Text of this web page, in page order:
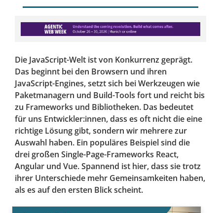
Die JavaScript-Welt ist von Konkurrenz geprägt.
Das beginnt bei den Browsern und ihren
JavaScript-Engines, setzt sich bei Werkzeugen wie
Paketmanagern und Build-Tools fort und reicht bis
zu Frameworks und Bibliotheken. Das bedeutet
für uns Entwickler:innen, dass es oft nicht die eine
richtige Lösung gibt, sondern wir mehrere zur
Auswahl haben. Ein populäres Beispiel sind die
drei großen Single-Page-Frameworks React,
Angular und Vue. Spannend ist hier, dass sie trotz
ihrer Unterschiede mehr Gemeinsamkeiten haben,
als es auf den ersten Blick scheint.